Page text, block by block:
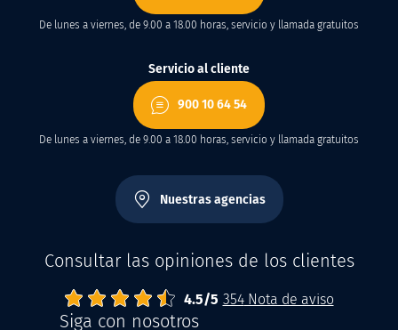
De lunes a viernes, de 9.00 a 18.00 horas, servicio y llamada gratuitos
Servicio al cliente
900 10 64 54
De lunes a viernes, de 9.00 a 18.00 horas, servicio y llamada gratuitos
Nuestras agencias
Consultar las opiniones de los clientes
Abrisud
Note moyenne :
4.5/5 354Nota de aviso
Siga con nosotros